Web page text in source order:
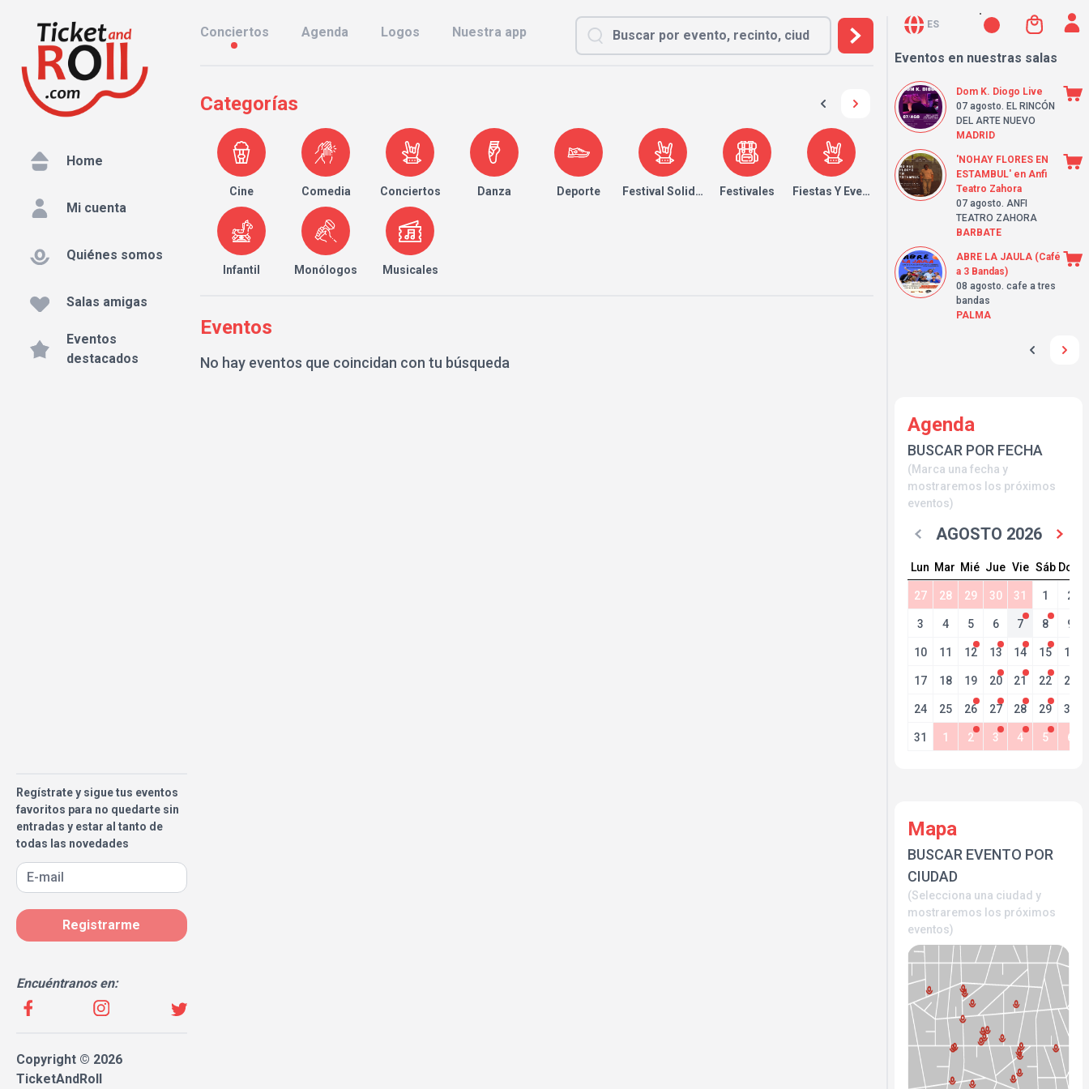
Home
Mi cuenta
Quiénes somos
Salas amigas
Eventos
destacados
Regístrate y sigue tus eventos
favoritos para no quedarte sin
entradas y estar al tanto de
todas las novedades
Registrarme
Encuéntranos en:
Copyright © 2026
TicketAndRoll
Conciertos Agenda Logos Nuestra app
Categorías
Cine Comedia Conciertos Danza Deporte Festival Solidario Festivales Fiestas Y Eventos
Infantil Monólogos Musicales
Eventos
No hay eventos que coincidan con tu búsqueda
ES
Eventos en nuestras salas
Dom K. Diogo Live
07 agosto. EL RINCÓN
DEL ARTE NUEVO
MADRID
'NOHAY FLORES EN
ESTAMBUL' en Anfi
Teatro Zahora
07 agosto. ANFI
TEATRO ZAHORA
BARBATE
ABRE LA JAULA (Café
a 3 Bandas)
08 agosto. cafe a tres
bandas
PALMA
Agenda
BUSCAR POR FECHA
(Marca una fecha y
mostraremos los próximos
eventos)
AGOSTO 2026
Lun Mar Mié Jue Vie Sáb Dom
27 28 29 30 31 1 2
3 4 5 6 7 8 9
10 11 12 13 14 15 16
17 18 19 20 21 22 23
24 25 26 27 28 29 30
31 1 2 3 4 5 6
Mapa
BUSCAR EVENTO POR
CIUDAD
(Selecciona una ciudad y
mostraremos los próximos
eventos)